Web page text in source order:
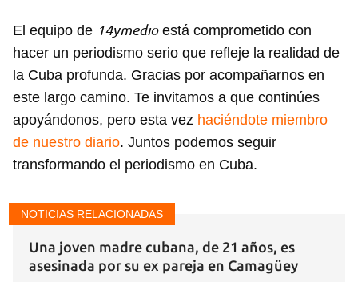
El equipo de 14ymedioestá comprometido con
hacer un periodismo serio que refleje la realidad de
la Cuba profunda. Gracias por acompañarnos en
este largo camino. Te invitamos a que continúes
apoyándonos, pero esta vez haciéndote miembro
de nuestro diario. Juntos podemos seguir
transformando el periodismo en Cuba.
NOTICIAS RELACIONADAS
Una joven madre cubana, de 21 años, es
asesinada por su ex pareja en Camagüey